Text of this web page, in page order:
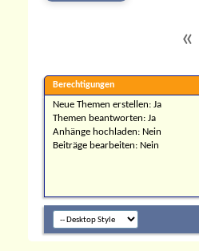
«
Berechtigungen
Neue Themen erstellen: Ja
Themen beantworten: Ja
Anhänge hochladen: Nein
Beiträge bearbeiten: Nein